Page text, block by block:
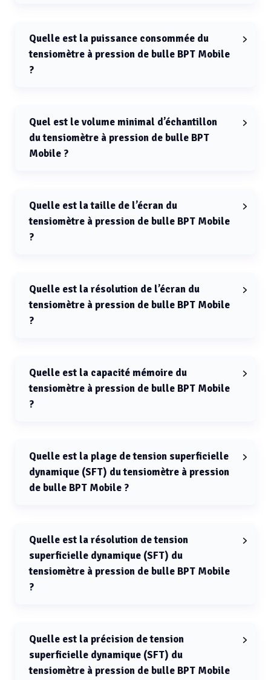
Quelle est la puissance consommée du
tensiomètre à pression de bulle BPT Mobile
?
Quel est le volume minimal d’échantillon
du tensiomètre à pression de bulle BPT
Mobile ?
Quelle est la taille de l’écran du
tensiomètre à pression de bulle BPT Mobile
?
Quelle est la résolution de l’écran du
tensiomètre à pression de bulle BPT Mobile
?
Quelle est la capacité mémoire du
tensiomètre à pression de bulle BPT Mobile
?
Quelle est la plage de tension superficielle
dynamique (SFT) du tensiomètre à pression
de bulle BPT Mobile ?
100 mN/m.
Quelle est la résolution de tension
superficielle dynamique (SFT) du
tensiomètre à pression de bulle BPT Mobile
?
0,1 mN/m.
Quelle est la précision de tension
superficielle dynamique (SFT) du
tensiomètre à pression de bulle BPT Mobile